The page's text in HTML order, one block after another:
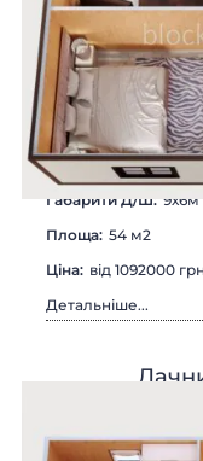
Габарити Д/Ш: 9х6м
Площа: 54 м2
Цiна: вiд 1092000
Детальніше...